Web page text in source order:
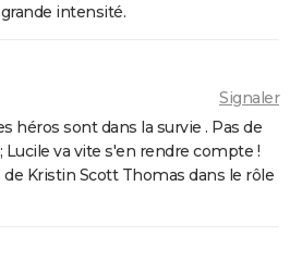
le film avec Richard Gere et
au Festival de Cannes ?
intensité.
Signaler
héros sont dans la survie . Pas de
va vite s'en rendre compte !
Kristin Scott Thomas dans le rôle